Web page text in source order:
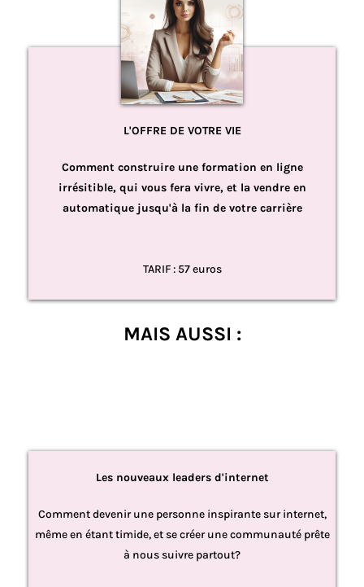
L'OFFRE DE VOTRE VIE
Comment construire une formation en ligne
irrésitible, qui vous fera vivre, et la vendre en
automatique jusqu'à la fin de votre carrière
TARIF : 57 euros
MAIS AUSSI :
Les nouveaux leaders d'internet
Comment devenir une personne inspirante sur internet,
même en étant timide, et se créer une communauté prête
à nous suivre partout?